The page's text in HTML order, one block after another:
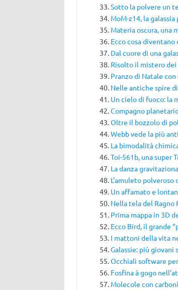
Sotto la polvere un
MoM-z14, la
Materia oscura, una
Ecco cosa
Dal cuore di una
Risolto il mistero
Pranzo di Natale
Nelle antiche spire
Un cielo di fuoco: la
Compagno
Oltre il bozzolo di
Webb vede la più
La bimodalità
Toi-561b, una super
La danza
L’amuleto polveroso
Un affamato e
Nella tela del Ragno
Prima mappa in 3D
Ecco Bird, il grande
I mattoni della vita
Galassie: più giovani
Occhiali software
Fosfina à gogo
Molecole con